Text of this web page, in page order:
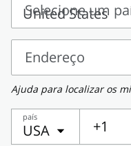
sobrenome
Selecione um
Selecione
um
país
Endereço
Endereço
Ajuda para localizar os
país
USA +1